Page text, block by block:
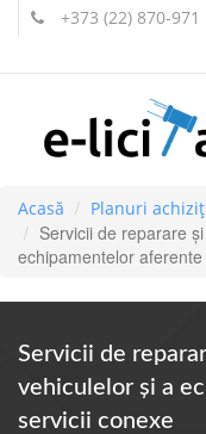
+373 (22) 870-971
Acasă Planuri
Servicii de reparare
echipamentelor
Servicii de
vehiculelor şi a
servicii conexe